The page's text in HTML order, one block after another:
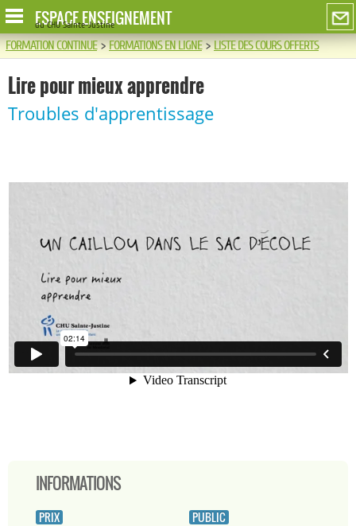
ESPACE ENSEIGNEMENT
du CHU Sainte-Justine
FORMATION CONTINUE>FORMATIONS EN LIGNE>LISTE DES COURS OFFERTS
Lire pour mieux apprendre
Troubles d'apprentissage
INFORMATIONS
PRIX PUBLIC